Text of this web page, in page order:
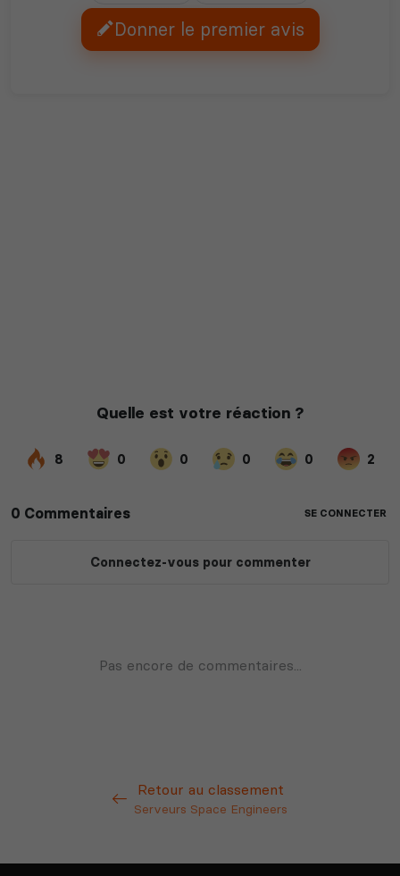
Donner le premier avis
Retour au classement
Serveurs Space Engineers